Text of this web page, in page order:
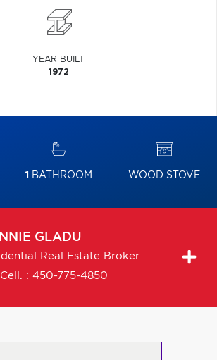
YEAR BUILT
1972
1 BATHROOM WOOD STOVE
GLADU
Real Estate Broker
Cell. : 450-775-4850